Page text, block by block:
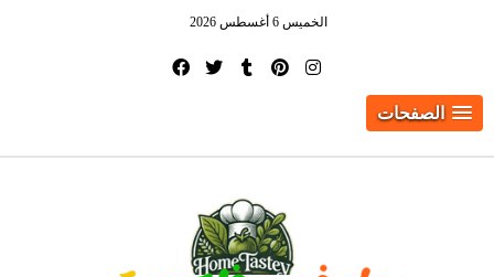
الخميس 6 أغسطس 2026
الصفحات